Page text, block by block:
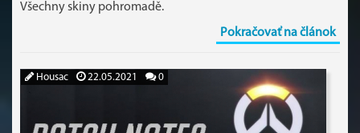
Všechny skiny pohromadě.
Pokračovať na článok
Housac 22.05.2021 0